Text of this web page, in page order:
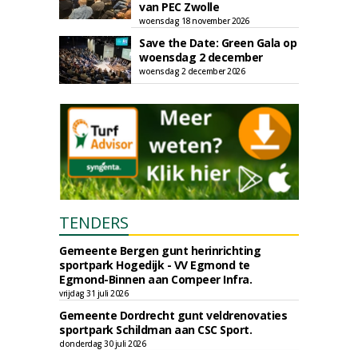
van PEC Zwolle
woensdag 18 november 2026
Save the Date: Green Gala op
woensdag 2 december
woensdag 2 december 2026
TENDERS
Gemeente Bergen gunt herinrichting
sportpark Hogedijk - VV Egmond te
Egmond-Binnen aan Compeer Infra.
vrijdag 31 juli 2026
Gemeente Dordrecht gunt veldrenovaties
sportpark Schildman aan CSC Sport.
donderdag 30 juli 2026